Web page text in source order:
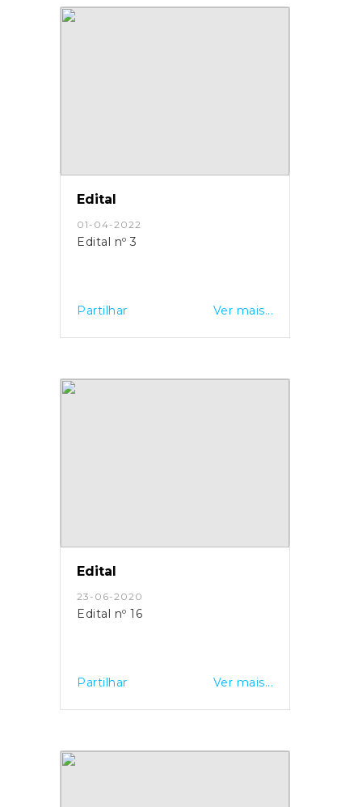
Edital
01-04-2022
Edital nº 3
Partilhar Ver mais...
Edital
23-06-2020
Edital nº 16
Partilhar Ver mais...